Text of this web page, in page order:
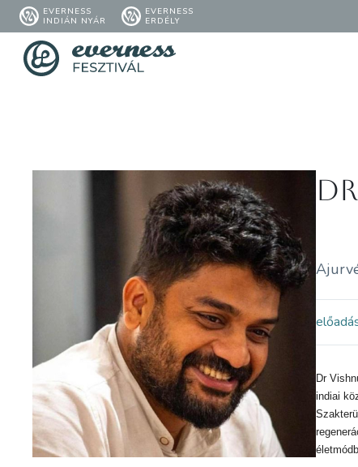
EVERNESS
INDIÁN NYÁR
EVERNESS
ERDÉLY
Dr
indiai